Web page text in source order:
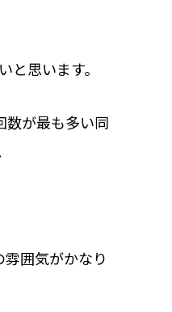
思います。
数が最も多い同
囲気がかなり